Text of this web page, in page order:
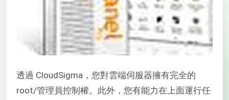
透過 CloudSigma，您對雲端伺服器擁有完全的
root/管理員控制權。此外，您有能力在上面運行任